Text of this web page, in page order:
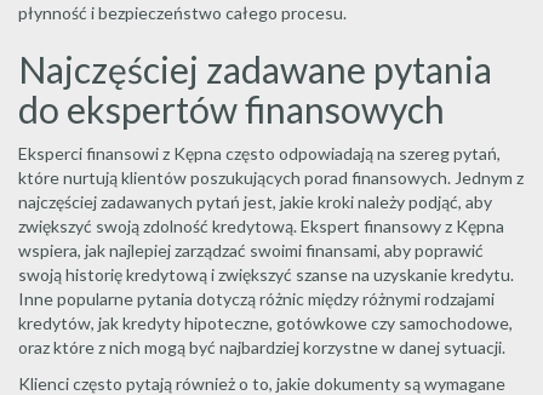
płynność i bezpieczeństwo całego procesu.
Najczęściej zadawane pytania
do ekspertów finansowych
Eksperci finansowi z Kępna często odpowiadają na szereg pytań,
które nurtują klientów poszukujących porad finansowych. Jednym z
najczęściej zadawanych pytań jest, jakie kroki należy podjąć, aby
zwiększyć swoją zdolność kredytową. Ekspert finansowy z Kępna
wspiera, jak najlepiej zarządzać swoimi finansami, aby poprawić
swoją historię kredytową i zwiększyć szanse na uzyskanie kredytu.
Inne popularne pytania dotyczą różnic między różnymi rodzajami
kredytów, jak kredyty hipoteczne, gotówkowe czy samochodowe,
oraz które z nich mogą być najbardziej korzystne w danej sytuacji.
Klienci często pytają również o to, jakie dokumenty są wymagane